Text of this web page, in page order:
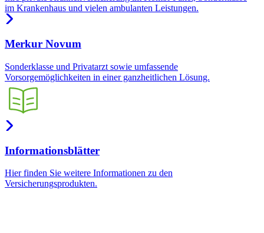
im Krankenhaus und vielen ambulanten Leistungen.
Merkur Novum
Sonderklasse und Privatarzt sowie umfassende
Vorsorgemöglichkeiten in einer ganzheitlichen Lösung.
Informationsblätter
Hier finden Sie weitere Informationen zu den
Versicherungsprodukten.